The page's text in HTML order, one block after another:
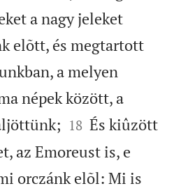
a nagy jeleket
elõtt, és megtartott
a melyen
népek között, a


18 És kiûzött
az Emoreust is, e
orczánk elõl: Mi is